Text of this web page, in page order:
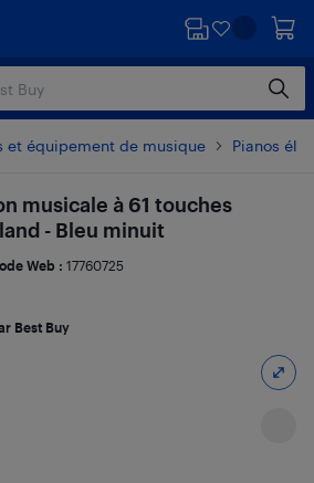
et équipement de musique Pianos
musicale à 61 touches
- Bleu minuit
Web : 17760725
Best Buy